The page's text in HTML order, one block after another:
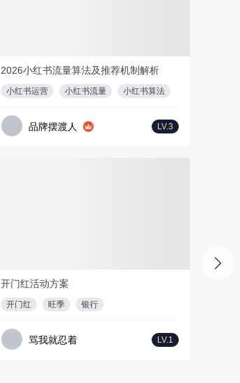
2026小红书流量算法及推荐机制解析
小红书运营 小红书流量 小红书算法
品牌摆渡人 LV.3
开门红活动方案
开门红 旺季 银行
骂我就忍着 LV.1